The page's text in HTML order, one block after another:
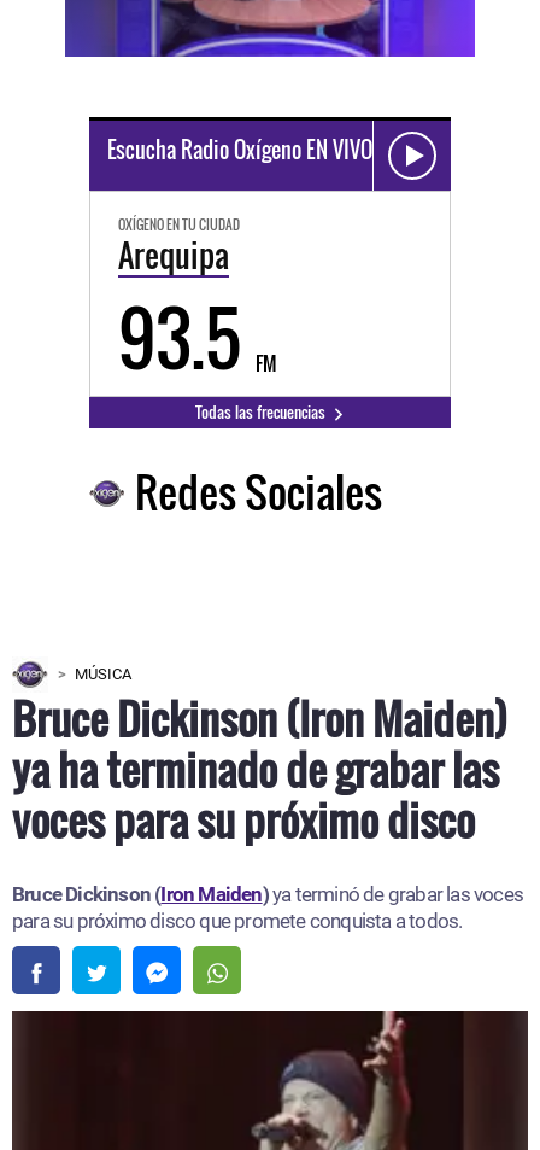
Escucha Radio Oxígeno EN VIVO
OXÍGENO EN TU CIUDAD
Arequipa
93.5 FM
Todas las frecuencias
Redes Sociales
MÚSICA
Bruce Dickinson (Iron Maiden)
ya ha terminado de grabar las
voces para su próximo disco
Bruce Dickinson (Iron Maiden)ya terminó de grabar las voces
para su próximo disco que promete conquista a todos.